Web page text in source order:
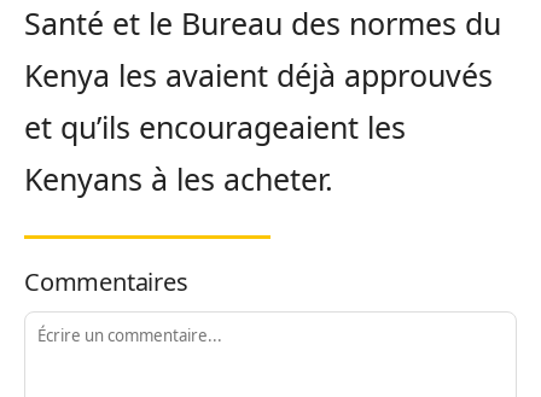
Santé et le Bureau des normes du
Kenya les avaient déjà approuvés
et qu’ils encourageaient les
Kenyans à les acheter.
Commentaires